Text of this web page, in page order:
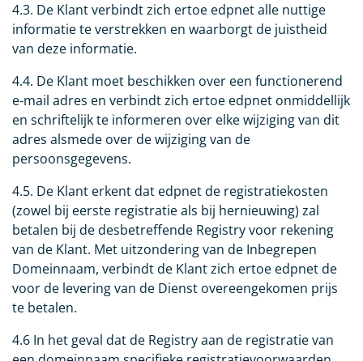
4.3. De Klant verbindt zich ertoe edpnet alle nuttige
informatie te verstrekken en waarborgt de juistheid
van deze informatie.
4.4. De Klant moet beschikken over een functionerend
e-mail adres en verbindt zich ertoe edpnet onmiddellijk
en schriftelijk te informeren over elke wijziging van dit
adres alsmede over de wijziging van de
persoonsgegevens.
4.5. De Klant erkent dat edpnet de registratiekosten
(zowel bij eerste registratie als bij hernieuwing) zal
betalen bij de desbetreffende Registry voor rekening
van de Klant. Met uitzondering van de Inbegrepen
Domeinnaam, verbindt de Klant zich ertoe edpnet de
voor de levering van de Dienst overeengekomen prijs
te betalen.
4.6 In het geval dat de Registry aan de registratie van